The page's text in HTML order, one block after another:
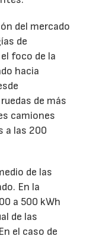
del mercado
de
foco de la
hacia
de más
camiones
a las 200
de las
En la
a 500 kWh
de las
el caso de